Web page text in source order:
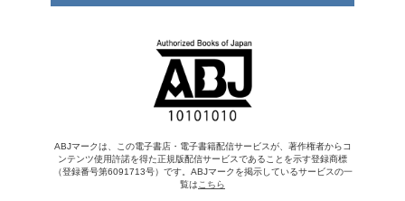
ABJマークは、この電子書店・電子書籍配信サービスが、著作権者からコ
ンテンツ使用許諾を得た正規版配信サービスであることを示す登録商標
（登録番号第6091713号）です。ABJマークを掲示しているサービスの一
覧は こちら